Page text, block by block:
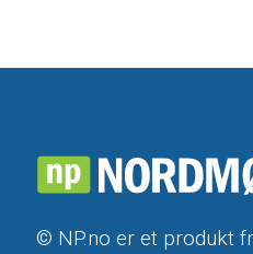
© NP.no er et produkt